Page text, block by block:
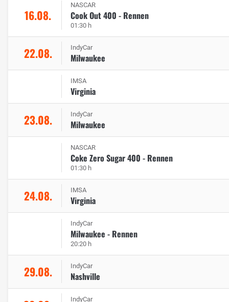
16.08.
NASCAR
Cook Out 400 - Rennen
01:30 h
22.08. IndyCar
Milwaukee
IMSA
Virginia
23.08. IndyCar
Milwaukee
NASCAR
Coke Zero Sugar 400 - Rennen
01:30 h
24.08. IMSA
Virginia
IndyCar
Milwaukee - Rennen
20:20 h
29.08. IndyCar
Nashville
IndyCar